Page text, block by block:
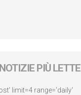
PIÙ LETTE
limit=4 range='daily'